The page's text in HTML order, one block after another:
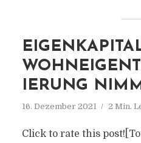
IERUNG
16. Dezember 2021 2 Min.
Click to rate this